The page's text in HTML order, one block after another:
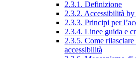
2.3.1. Definizione
2.3.2. Accessibilità by
2.3.3. Principi per
2.3.4. Linee guida e
2.3.5. Come
accessibilità